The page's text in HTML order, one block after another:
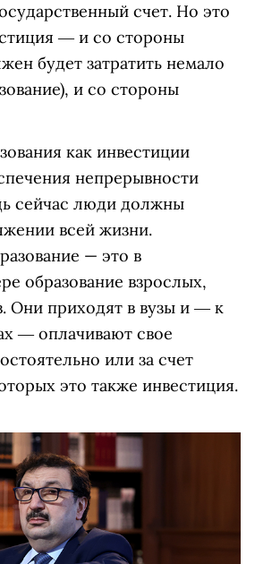
счет. Но это
― и со стороны
будет затратить немало
и со стороны
как инвестиции
непрерывности
сейчас люди должны
всей жизни.
— это в
образование взрослых,
Они приходят в вузы и ― к
― оплачивают свое
или за счет
это также инвестиция.